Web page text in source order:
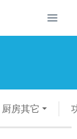
厨房其它